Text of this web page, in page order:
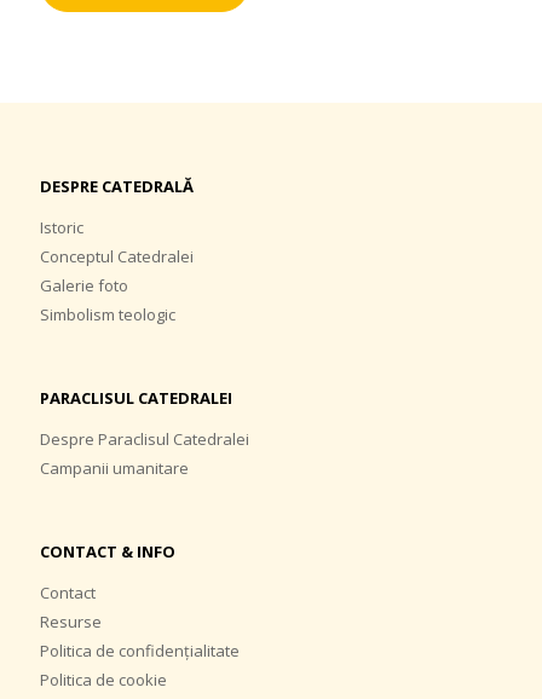
DESPRE CATEDRALĂ
Istoric
Conceptul Catedralei
Galerie foto
Simbolism teologic
PARACLISUL CATEDRALEI
Despre Paraclisul Catedralei
Campanii umanitare
CONTACT & INFO
Contact
Resurse
Politica de confidențialitate
Politica de cookie